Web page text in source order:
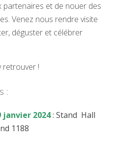
et de nouer des
Venez nous rendre visite
déguster et célébrer
retrouver !
:
janvier 2024: Stand Hall
1188